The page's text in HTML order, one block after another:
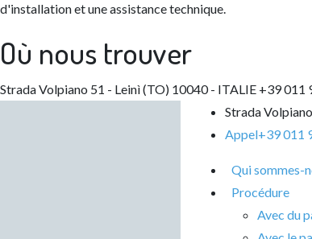
d'installation et une assistance technique.
Où nous trouver
Strada Volpiano 51 - Leinì (TO) 10040 - ITALIE +39 011
Strada
Appel+39 011
Qui sommes-
Procédure
Avec du